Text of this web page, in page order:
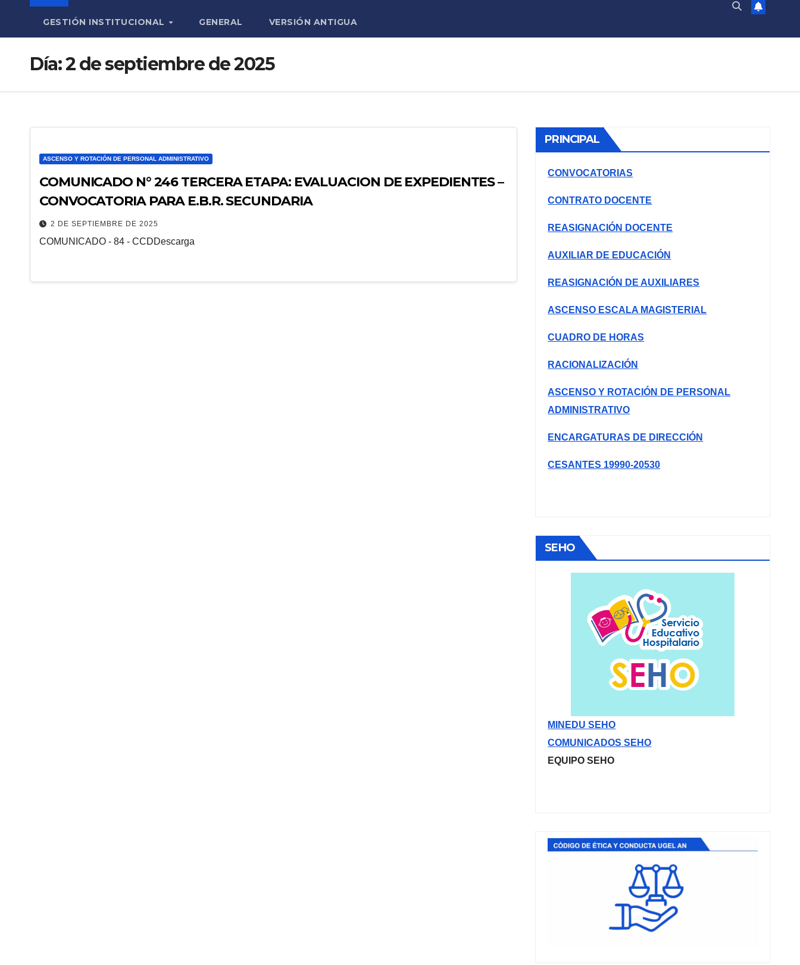
GESTIÓN INSTITUCIONAL GENERAL VERSIÓN ANTIGUA
Día:2 de septiembre de 2025
ASCENSO Y ROTACIÓN DE PERSONAL ADMINISTRATIVO
COMUNICADO N° 246 TERCERA ETAPA: EVALUACION DE EXPEDIENTES –
CONVOCATORIA PARA E.B.R. SECUNDARIA
2 DE SEPTIEMBRE DE 2025
COMUNICADO - 84 - CCDDescarga
PRINCIPAL
CONVOCATORIAS
CONTRATO DOCENTE
REASIGNACIÓN DOCENTE
AUXILIAR DE EDUCACIÓN
REASIGNACIÓN DE AUXILIARES
ASCENSO ESCALA MAGISTERIAL
CUADRO DE HORAS
RACIONALIZACIÓN
ASCENSO Y ROTACIÓN DE PERSONAL
ADMINISTRATIVO
ENCARGATURAS DE DIRECCIÓN
CESANTES 19990-20530
SEHO
MINEDU SEHO
COMUNICADOS SEHO
EQUIPO SEHO